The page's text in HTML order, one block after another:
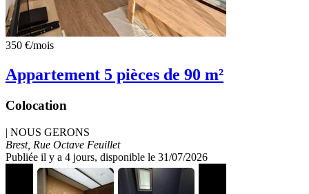
350 €/mois
Appartement 5 pièces de 90 m²
Colocation
| NOUS GERONS
Brest, Rue Octave Feuillet
Publiée il y a 4 jours, disponible le 31/07/2026